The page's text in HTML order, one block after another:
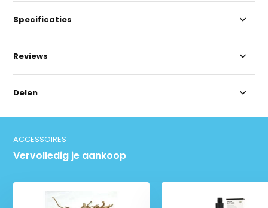
Specificaties
Reviews
Delen
ACCESSOIRES
Vervolledig je aankoop